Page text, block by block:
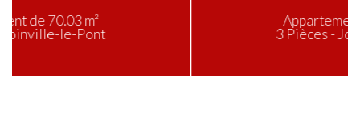
3 Pièces - Joinville-le-Pont